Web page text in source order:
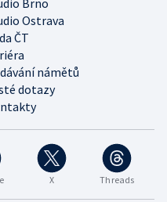
Ostrava
ČT
námětů
dotazy
X Threads